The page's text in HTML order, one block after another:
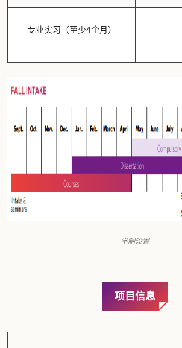
专业实习（至少4个月）
学制设置
项目信息